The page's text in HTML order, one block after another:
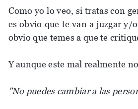
Como yo lo veo, si tratas con
es obvio que te van a juzgar y/
obvio que temes a que te
Y aunque este mal realmente
"No puedes cambiar a las